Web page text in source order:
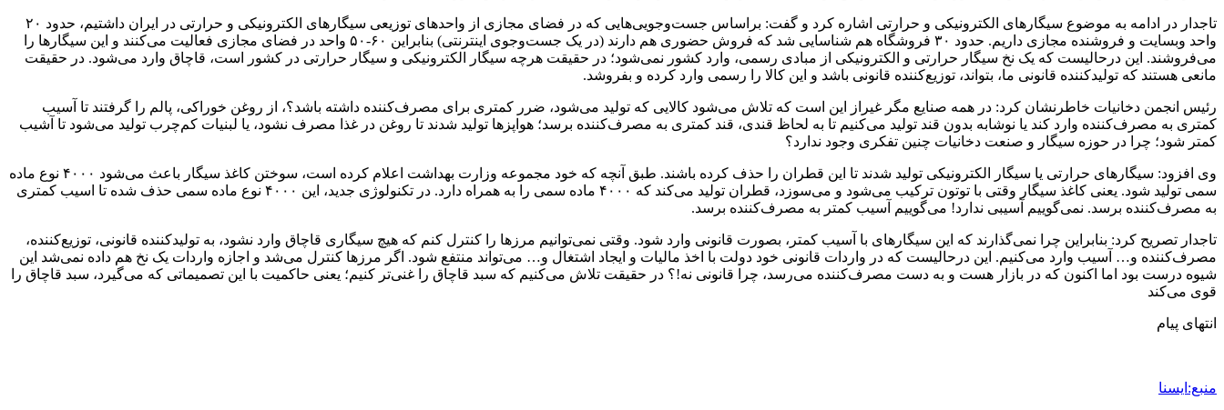
تاجدار در ادامه به موضوع سیگارهای الکترونیکی و حرارتی اشاره کرد و گفت: براساس جست‌وجویی‌هایی که در فضای مجازی از واحدهای توزیعی سیگارهای الکترونیکی و حرارتی در ایران داشتیم، حدود ۲۰
واحد وبسایت و فروشنده مجازی داریم. حدود ۳۰ فروشگاه هم شناسایی شد که فروش حضوری هم دارند (در یک جست‌وجوی اینترنتی) بنابراین ۶۰-۵۰ واحد در فضای مجازی فعالیت می‌کنند و این سیگارها را
می‌فروشند. این درحالیست که یک نخ سیگار حرارتی و الکترونیکی از مبادی رسمی، وارد کشور نمی‌شود؛ در حقیقت هرچه سیگار الکترونیکی و سیگار حرارتی در کشور است، قاچاق وارد می‌شود. در حقیقت
مانعی هستند که تولیدکننده قانونی ما، بتواند، توزیع‌کننده قانونی باشد و این کالا را رسمی وارد کرده و بفروشد.
رئیس انجمن دخانیات خاطرنشان کرد: در همه صنایع مگر غیراز این است که تلاش می‌شود کالایی که تولید می‌شود، ضرر کمتری برای مصرف‌کننده داشته باشد؟، از روغن خوراکی، پالم را گرفتند تا آسیب
کمتری به مصرف‌کننده وارد کند یا نوشابه بدون قند تولید می‌کنیم تا به لحاظ قندی، قند کمتری به مصرف‌کننده برسد؛ هواپزها تولید شدند تا روغن در غذا مصرف نشود، یا لبنیات کم‌چرب تولید می‌شود تا آشیب
کمتر شود؛ چرا در حوزه سیگار و صنعت دخانیات چنین تفکری وجود ندارد؟
وی افزود: سیگارهای حرارتی یا سیگار الکترونیکی تولید شدند تا این قطران را حذف کرده باشند. طبق آنچه که خود مجموعه وزارت بهداشت اعلام کرده است، سوختن کاغذ سیگار باعث می‌شود ۴۰۰۰ نوع ماده
سمی تولید شود. یعنی کاغذ سیگار وقتی با توتون ترکیب می‌شود و می‌سوزد، قطران تولید می‌کند که ۴۰۰۰ ماده سمی را به همراه دارد. در تکنولوژی جدید، این ۴۰۰۰ نوع ماده سمی حذف شده تا اسیب کمتری
به مصرف‌کننده برسد. نمی‌گوییم آسیبی ندارد! می‌گوییم آسیب کمتر به مصرف‌کننده برسد.
تاجدار تصریح کرد: بنابراین چرا نمی‌گذارند که این سیگارهای با آسیب کمتر، بصورت قانونی وارد شود. وقتی نمی‌توانیم مرزها را کنترل کنم که هیچ سیگاری قاچاق وارد نشود، به تولیدکننده قانونی، توزیع‌کننده،
مصرف‌کننده و… آسیب وارد می‌کنیم. این درحالیست که در واردات قانونی خود دولت با اخذ مالیات و ایجاد اشتغال و… می‌تواند منتفع شود. اگر مرزها کنترل می‌شد و اجازه واردات یک نخ هم داده نمی‌شد این
شیوه درست بود اما اکنون که در بازار هست و به دست مصرف‌کننده می‌رسد، چرا قانونی نه!؟ در حقیقت تلاش می‌کنیم که سبد قاچاق را غنی‌تر کنیم؛ یعنی حاکمیت با این تصمیماتی که می‌گیرد، سبد قاچاق را
قوی می‌کند
انتهای پیام
منبع:ایسنا